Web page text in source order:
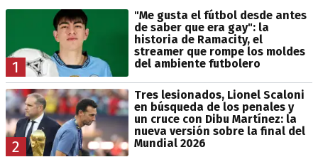
1
"Me gusta el fútbol desde antes
de saber que era gay": la
historia de Ramacity, el
streamer que rompe los moldes
del ambiente futbolero
2
Tres lesionados, Lionel Scaloni
en búsqueda de los penales y
un cruce con Dibu Martínez: la
nueva versión sobre la final del
Mundial 2026